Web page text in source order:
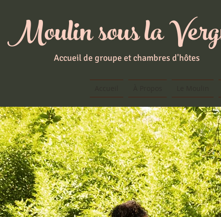
Moulin sous la
Accueil de groupe et chambres d'hôtes